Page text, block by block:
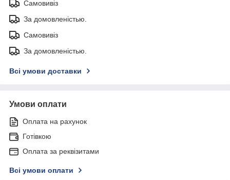
Самовивіз
За домовленістью.
Самовивіз
За домовленістью.
Всі умови доставки
Умови оплати
Оплата на рахунок
Готівкою
Оплата за реквізитами
Всі умови оплати